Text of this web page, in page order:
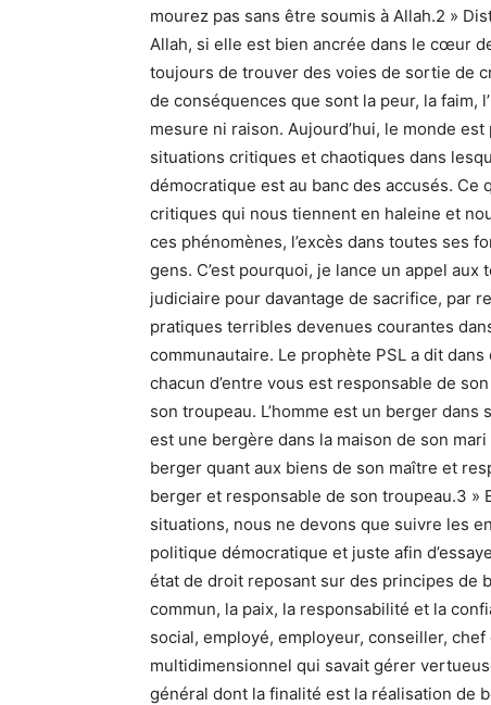
mourez pas sans être soumis à Allah.2 »
Allah, si elle est bien ancrée dans le cœur
toujours de trouver des voies de sortie de
de conséquences que sont la peur, la faim,
mesure ni raison. Aujourd’hui, le monde
situations critiques et chaotiques dans
démocratique est au banc des accusés.
critiques qui nous tiennent en haleine et
ces phénomènes, l’excès dans toutes ses
gens. C’est pourquoi, je lance un appel
judiciaire pour davantage de sacrifice, par
pratiques terribles devenues courantes
communautaire. Le prophète PSL a dit
chacun d’entre vous est responsable de
son troupeau. L’homme est un berger
est une bergère dans la maison de son
berger quant aux biens de son maître et
berger et responsable de son troupeau.3 »
situations, nous ne devons que suivre les
politique démocratique et juste afin
état de droit reposant sur des principes de
commun, la paix, la responsabilité et la
social, employé, employeur, conseiller,
multidimensionnel qui savait gérer
général dont la finalité est la réalisation de